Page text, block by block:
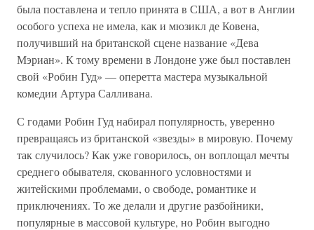
была поставлена и тепло принята в США, а вот в Англии
особого успеха не имела, как и мюзикл де Ковена,
получивший на британской сцене название «Дева
Мэриан». К тому времени в Лондоне уже был поставлен
свой «Робин Гуд» — оперетта мастера музыкальной
комедии Артура Салливана.
С годами Робин Гуд набирал популярность, уверенно
превращаясь из британской «звезды» в мировую. Почему
так случилось? Как уже говорилось, он воплощал мечты
среднего обывателя, скованного условностями и
житейскими проблемами, о свободе, романтике и
приключениях. То же делали и другие разбойники,
популярные в массовой культуре, но Робин выгодно